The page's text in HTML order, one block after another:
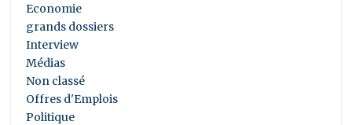
Economie
grands dossiers
Interview
Médias
Non classé
Offres d'Emplois
Politique